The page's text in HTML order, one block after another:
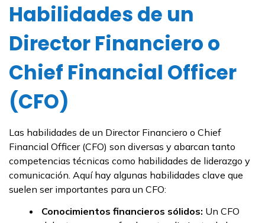
Habilidades de un
Director Financiero o
Chief Financial Officer
(CFO)
Las habilidades de un Director Financiero o Chief
Financial Officer (CFO) son diversas y abarcan tanto
competencias técnicas como habilidades de liderazgo y
comunicación. Aquí hay algunas habilidades clave que
suelen ser importantes para un CFO:
Conocimientos financieros sólidos: Un CFO